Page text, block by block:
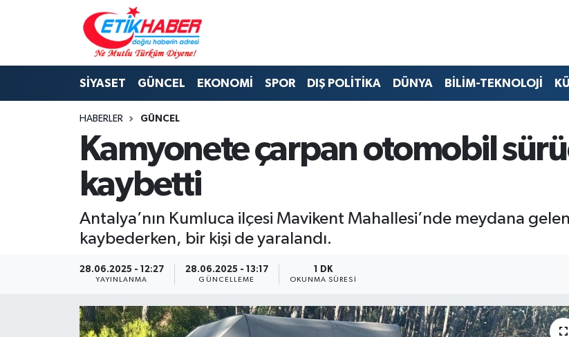
SİYASET GÜNCEL EKONOMİ SPOR DIŞ POLİTİKA DÜNYA BİLİM-TEKNOLOJİ
HABERLER GÜNCEL
Kamyonete çarpan otomobil
kaybetti
Antalya’nın Kumluca ilçesi Mavikent Mahallesi’nde meydana
kaybederken, bir kişi de yaralandı.
28.06.2025 - 12:27
YAYINLANMA
28.06.2025 - 13:17
GÜNCELLEME
1 DK
OKUNMA SÜRESI
BİLİM-TEKNOLOJİ
DIŞ POLİTİKA
EĞİTİM GENÇLİK
EKONOMİ
KÖŞE YAZILARI
KÜLTÜR-SANAT-MAGAZİN
ÖZEL HABER
Nöbetçi Eczaneler
Hava Durumu
İstanbul Namaz Vakitleri
Trafik Durumu
Süper Lig Puan Durumu ve Fikstür
Son Dakika Haberleri